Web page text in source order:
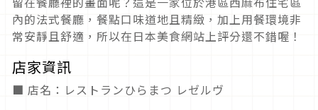
內的法式餐廳，餐點口味道地且精緻，加上用餐環境非
常安靜且舒適，所以在日本美食網站上評分還不錯喔！
店家資訊
■ 店名：レストランひらまつ レゼルヴ